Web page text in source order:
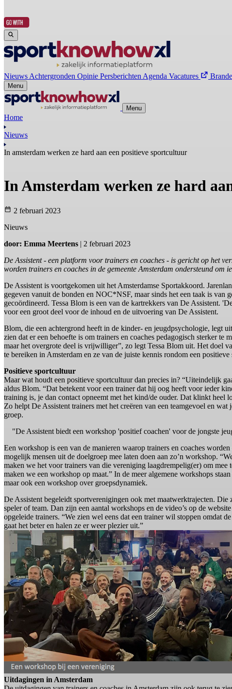
Nieuws Achtergronden Opinie Persberichten Agenda Vacatures
Menu
Menu
Home
Nieuws
In amsterdam werken ze hard aan een positieve sportcultuur
In Amsterdam werken ze hard
2 februari 2023
Nieuws
door: Emma Meertens | 2 februari 2023
De Assistent - een platform voor trainers en coaches - is gericht op het
worden trainers en coaches in de gemeente Amsterdam ondersteund om
De Assistent is voortgekomen uit het Amsterdamse Sportakkoord.
gegeven vanuit de bonden en NOC*NSF, maar sinds het een taak is van
gecoördineerd. Tessa Blom is een van de kartrekkers van De Assistent.
voor een groot deel voor de inhoud en de uitvoering van De Assistent.
Blom, die een achtergrond heeft in de kinder- en jeugdpsychologie, legt
zien dat er een behoefte is om trainers en coaches pedagogisch sterker
maar het overgrote deel is vrijwilliger”, zo legt Tessa Blom uit. Het doel
te bereiken in Amsterdam en ze van de juiste kennis rondom een
Positieve sportcultuur
Maar wat houdt een positieve sportcultuur dan precies in? “Uiteindelijk
aldus Blom. “Dat betekent voor een trainer dat hij oog heeft voor ieder
training is, je dan contact opneemt met het kind/de ouder. Dat klinkt heel
Zo helpt De Assistent trainers met het creëren van een teamgevoel en
groep.
"De Assistent biedt een workshop 'positief coachen' voor de jongste
Een workshop is een van de manieren waarop trainers en coaches
mogelijk mensen uit de doelgroep mee laten doen aan zo’n workshop.
maken we het voor trainers van die vereniging laagdrempelig(er) om
maken we een workshop op maat.” In de meer algemene workshops
maar ook een workshop over groepsdynamiek.
De Assistent begeleidt sportverenigingen ook met maatwerktrajecten.
speler of team. Dan zijn een aantal workshops en de video’s op de
opgeleide trainers. “We zien wel eens dat een trainer wil stoppen omdat
gaat het beter en halen ze er weer plezier uit.”
Uitdagingen in Amsterdam